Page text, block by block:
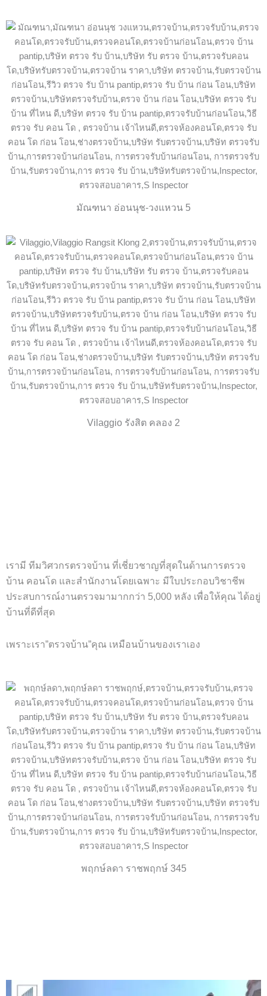
มัณฑนา อ่อนนุช-วงแหวน 5
Vilaggio รังสิต คลอง 2
เรามี ทีมวิศวกรตรวจบ้าน ที่เชี่ยวชาญที่สุดในด้านการตรวจ
บ้าน คอนโด และสำนักงานโดยเฉพาะ มีใบประกอบวิชาชีพ
ประสบการณ์งานตรวจมามากกว่า 5,000 หลัง เพื่อให้คุณ ได้อยู่
บ้านที่ดีที่สุด
เพราะเรา”ตรวจบ้าน”คุณ เหมือนบ้านของเราเอง
พฤกษ์ลดา ราชพฤกษ์ 345